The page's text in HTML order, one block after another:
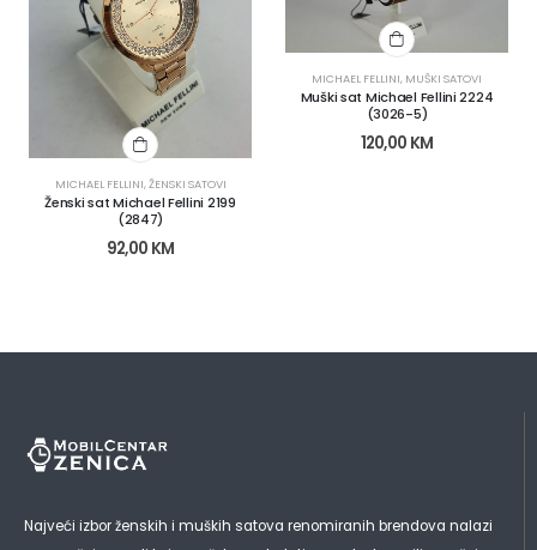
MICHAEL FELLINI,ŽENSKI SATOVI
Ženski sat Michael Fellini 2199
(2847)
92,00 KM
MICHAEL FELLINI, MUŠKI SATOVI
Muški sat Michael Fellini 2224
(3026-5)
120,00 KM
Najveći izbor ženskih i muških satova renomiranih brendova nalazi